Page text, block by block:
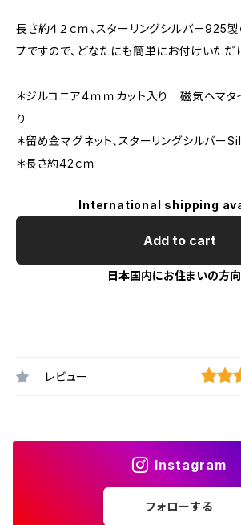
長さ約４２ｃｍ、スターリングシルバー925製
プですので、どなたにも簡単にお付けいただ
＊ジルコニア4ｍｍカット入り 磁気ヘマタ
り
＊留め金マグネット、スターリングシルバー
＊長さ約42ｃｍ
International shipping
Add to cart
日本国内にお住まいの方
レビュー
Instagram
フォローする